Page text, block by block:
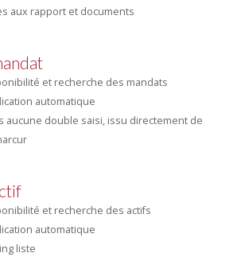
aux rapport et documents
et recherche des mandats
automatique
aucune double saisi, issu directement de
et recherche des actifs
automatique
liste